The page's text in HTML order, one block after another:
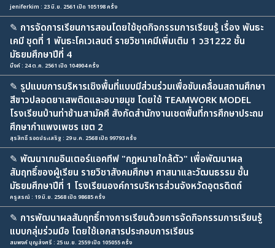
jeniferkim : 23 มิ.ย. 2561 เปิด 105198 ครั้ง
✎ การจัดการเรียนการสอนโดยใช้ชุดกิจกรรมการเรียนรู้ เรื่อง พันธะ
เคมี ชุดที่ 1 พันธะโคเวเลนต์ รายวิชาเคมีเพิ่มเติม 1 ว31222 ชั้น
มัธยมศึกษาปีที่ 4
มิ้งค์ : 24 ต.ค. 2561 เปิด 104904 ครั้ง
✎ รูปแบบการบริหารเชิงพื้นที่แบบมีส่วนร่วมเพื่อขับเคลื่อนสถานศึกษา
สีขาวปลอดยาเสพติดและอบายมุข โดยใช้ TEAMWORK MODEL
โรงเรียนบ้านท่าข้ามสามัคคี สังกัดสำนักงานเชตพื้นที่การศึกษาประถม
ศึกษากำแพงเพชร เขต 2
สุรสิทธิ์ รอดประเสริฐ : 29 ม.ค. 2568 เปิด 99793 ครั้ง
✎ พัฒนาเกมอินเตอร์แอคทีฟ "กฎหมายใกล้ตัว" เพื่อพัฒนาผล
สัมฤทธิ์ของผู้เรียน รายวิชาสังคมศึกษา ศาสนาและวัฒนธรรม ชั้น
มัธยมศึกษาปีที่ 1 โรงเรียนองค์การบริหารส่วนจังหวัดอุตรดิตถ์
ครูสรณ์ : 19 มิ.ย. 2568 เปิด 98685 ครั้ง
✎ การพัฒนาผลสัมฤทธิ์ทางการเรียนด้วยการจัดกิจกรรมการเรียนรู้
แบบกลุ่มร่วมมือ โดยใช้เอกสารประกอบการเรียนร
สมพงค์ บุญส่งศรี : 25 เม.ย. 2559 เปิด 105055 ครั้ง